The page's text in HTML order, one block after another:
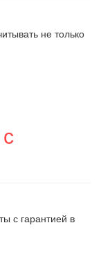
не только
с гарантией в